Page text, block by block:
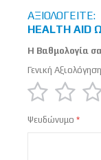
ΑΞΙΟΛΟΓΕΊΤΕ:
HEALTH AID
Η Βαθμολογία
Γενική Αξιολόγηση
star
stars
stars
stars
stars
Ψευδώνυμο